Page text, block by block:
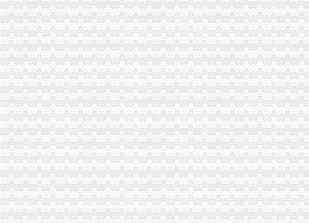
一般纳税人资格查询_中华文本库
一般纳税人咨询处-深圳58同城
如何查询增值税一般纳税人认定信息？_资料网
一般纳税人查询广东税务局版2.4.0安卓版-新云软件园
如何查询一般纳税人资格_百度经验
青岛一般纳税人查询